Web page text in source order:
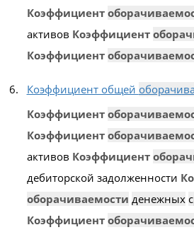
Коэффициент
активов Коэффициент
Коэффициент
Коэффициент общей
Коэффициент
Коэффициент
активов Коэффициент
дебиторской задолженности
оборачиваемости денежных
Коэффициент